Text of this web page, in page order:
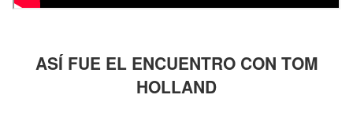
ASÍ FUE EL ENCUENTRO CON TOM
HOLLAND